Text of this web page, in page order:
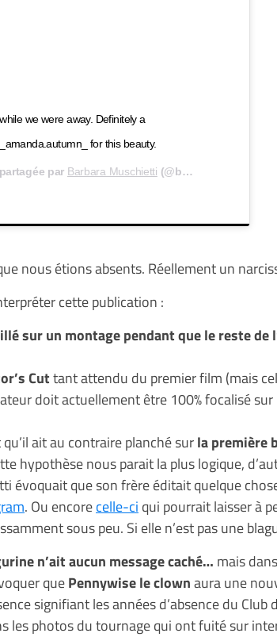
we were away. Definitely a
for this beauty.
par Barbara Muschietti (@barbaramus) le
nous étions absents. Réellement un
cette publication :
sur un montage pendant que le reste de
Cuttant attendu du premier film (mais
doit actuellement être 100% focalisé
ait au contraire planché surla première
hypothèse nous parait la plus logique,
évoquait que son frère éditait quelque
. Ou encorecelle-ci qui pourrait laisser à
sous peu. Si elle n’est pas une
n’ait aucun message caché… mais
quePennywise le clownaura une
signifiant les années d’absence du Club
les photos du tournage qui ont fuité sur